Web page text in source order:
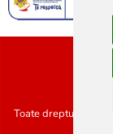
Toate drepturile